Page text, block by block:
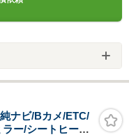
ナビ/Bカメ/ETC/
ー/シートヒータ